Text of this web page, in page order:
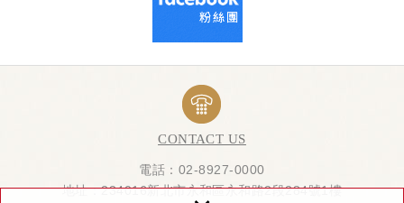
CONTACT US
電話：02-8927-0000
地址：234016新北市永和區永和路2段284號1樓